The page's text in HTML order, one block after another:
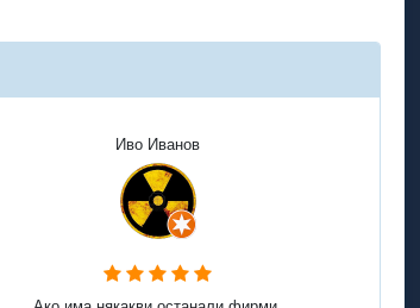
Иво Иванов